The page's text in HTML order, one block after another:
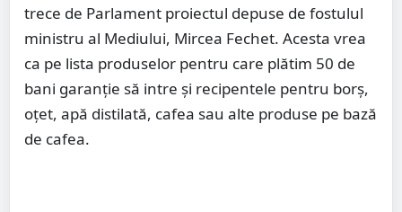
trece de Parlament proiectul depuse de fostulul
ministru al Mediului, Mircea Fechet. Acesta vrea
ca pe lista produselor pentru care plătim 50 de
bani garanție să intre și recipentele pentru borș,
oțet, apă distilată, cafea sau alte produse pe bază
de cafea.